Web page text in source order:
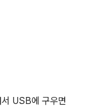
USB에 구우면